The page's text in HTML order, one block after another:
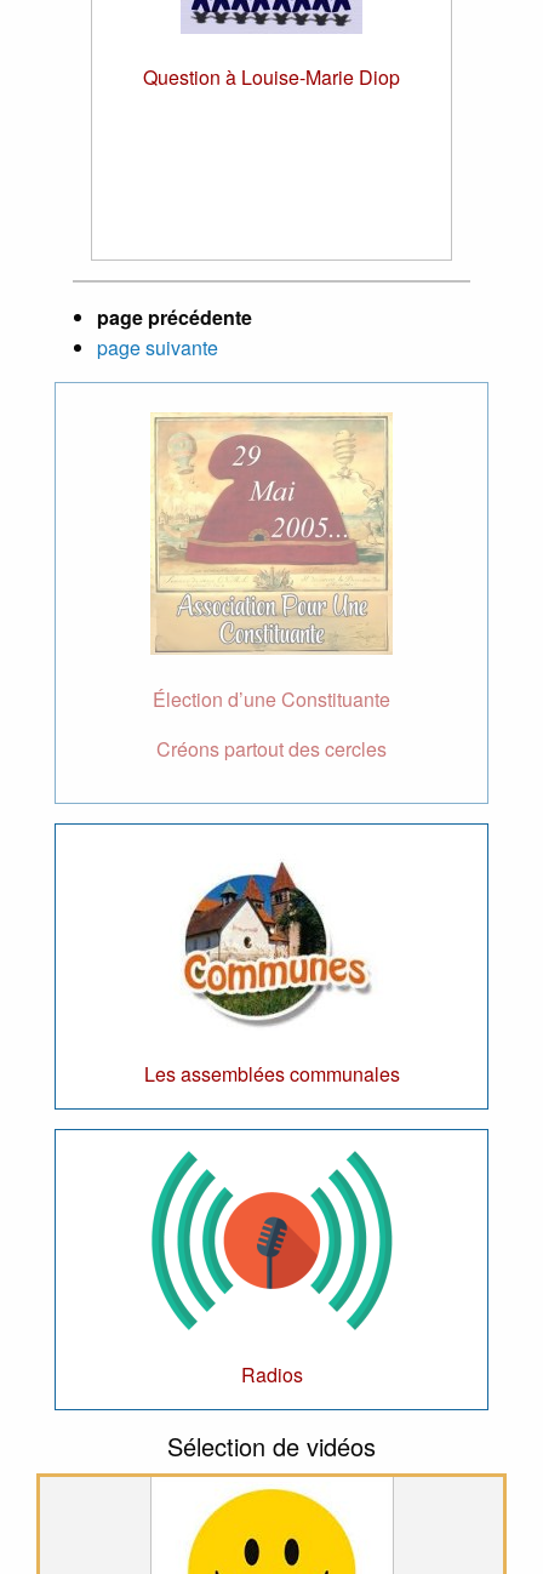
Question à Louise-Marie Diop
page précédente
page suivante
Élection d’une Constituante
Créons partout des cercles
Les assemblées communales
Radios
Sélection de vidéos